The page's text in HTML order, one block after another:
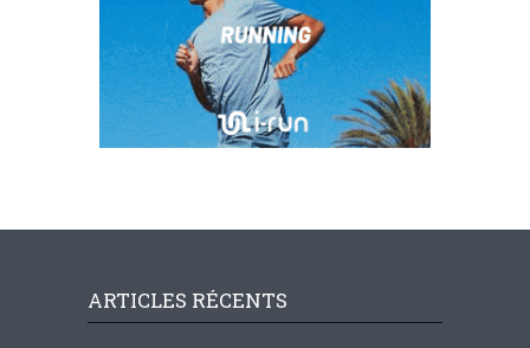
ARTICLES RÉCENTS